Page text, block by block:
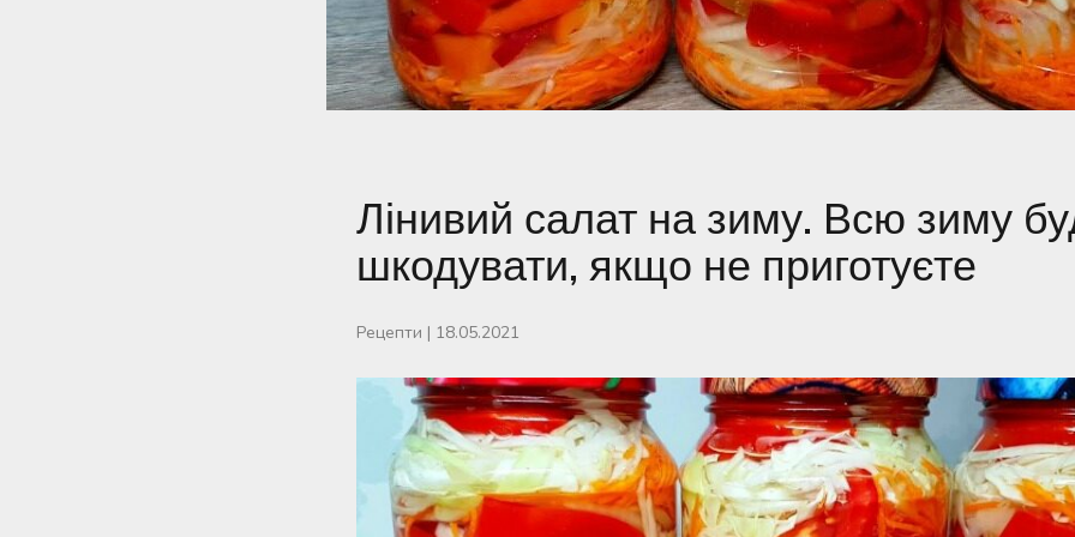
Лінивий салат на зиму. Всю зиму
шкодувати, якщо не приготуєте
Рецепти | 18.05.2021